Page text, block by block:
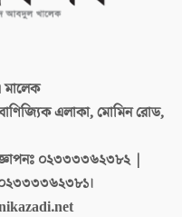
এলাকা, মোমিন রোড,
০২৩৩৩৩৬২৩৮২ |